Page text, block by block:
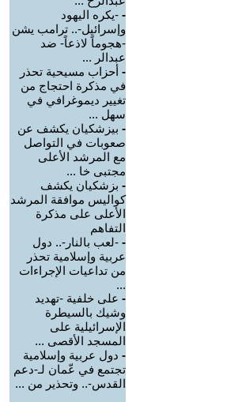
- -يكره اليهود
وإسرائيل-.. ترامب يشن
-هجوماً لاذعاً- ضد
عبدالر ...
- أحزاب مسيحية تحذر
في مذكرة احتجاج من
تغيير ديموغرافي في
سهل ...
- بيزشكيان يكشف عن
صعوبات في التواصل
مع المرشد الأعلى
مجتبى خا ...
- بزشكيان يكشف
كواليس موافقة المرشد
الأعلى على مذكرة
التفاهم
- -لعب بالنار-.. دول
عربية وإسلامية تحذر
من تداعيات الإجراءات
...
- على خلفية -تهديد
وشيك بالسيطرة
الإسرائيلية على
المسجد الأقصى ...
- دول عربية وإسلامية
تجتمع في عّمان لـ-دعم
القدس-.. وتحذير من ...